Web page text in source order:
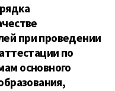
при проведении
по
основного